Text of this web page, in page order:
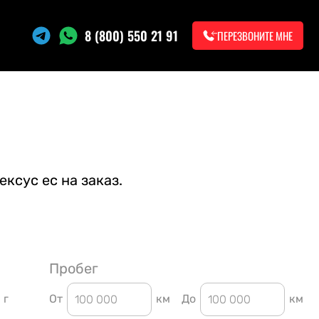
8 (800) 550 21 91 ПЕРЕЗВОНИТЕ МНЕ
ес на заказ.
г
Пробег
От км До км